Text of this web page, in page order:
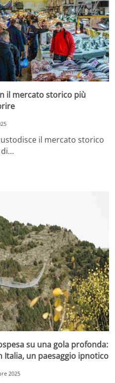
il mercato storico più
il mercato storico
di…
su una gola profonda:
Italia, un paesaggio ipnotico
2025